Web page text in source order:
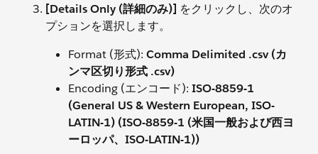
[Details Only (詳細のみ)] をクリックし、次のオ
プションを選択します。
Format (形式): Comma Delimited .csv (カ
ンマ区切り形式 .csv)
Encoding (エンコード): ISO-8859-1
(General US & Western European, ISO-
LATIN-1) (ISO-8859-1 (米国一般および西ヨ
ーロッパ、ISO-LATIN-1))